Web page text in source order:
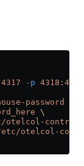
-p 4318:4318
password
\
etc/otelcol-
otelcol-